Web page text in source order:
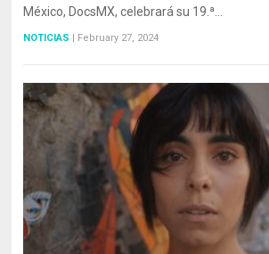
México, DocsMX, celebrará su 19.ª…
NOTICIAS February 27, 2024